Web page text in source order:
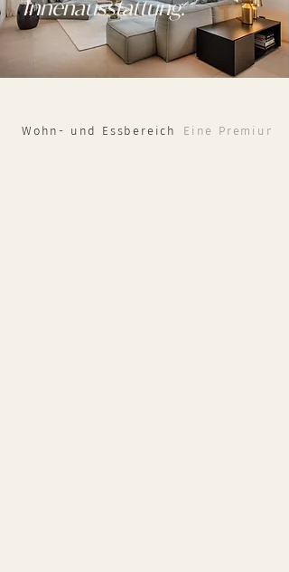
Innenausstattung.
Wohn- und Essbereich Eine